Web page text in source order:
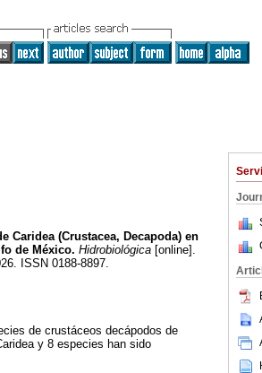
Caridea (Crustacea, Decapoda) en
de México. Hidrobiológica [online].
ISSN 0188-8897.
de crustáceos decápodos de
y 8 especies han sido